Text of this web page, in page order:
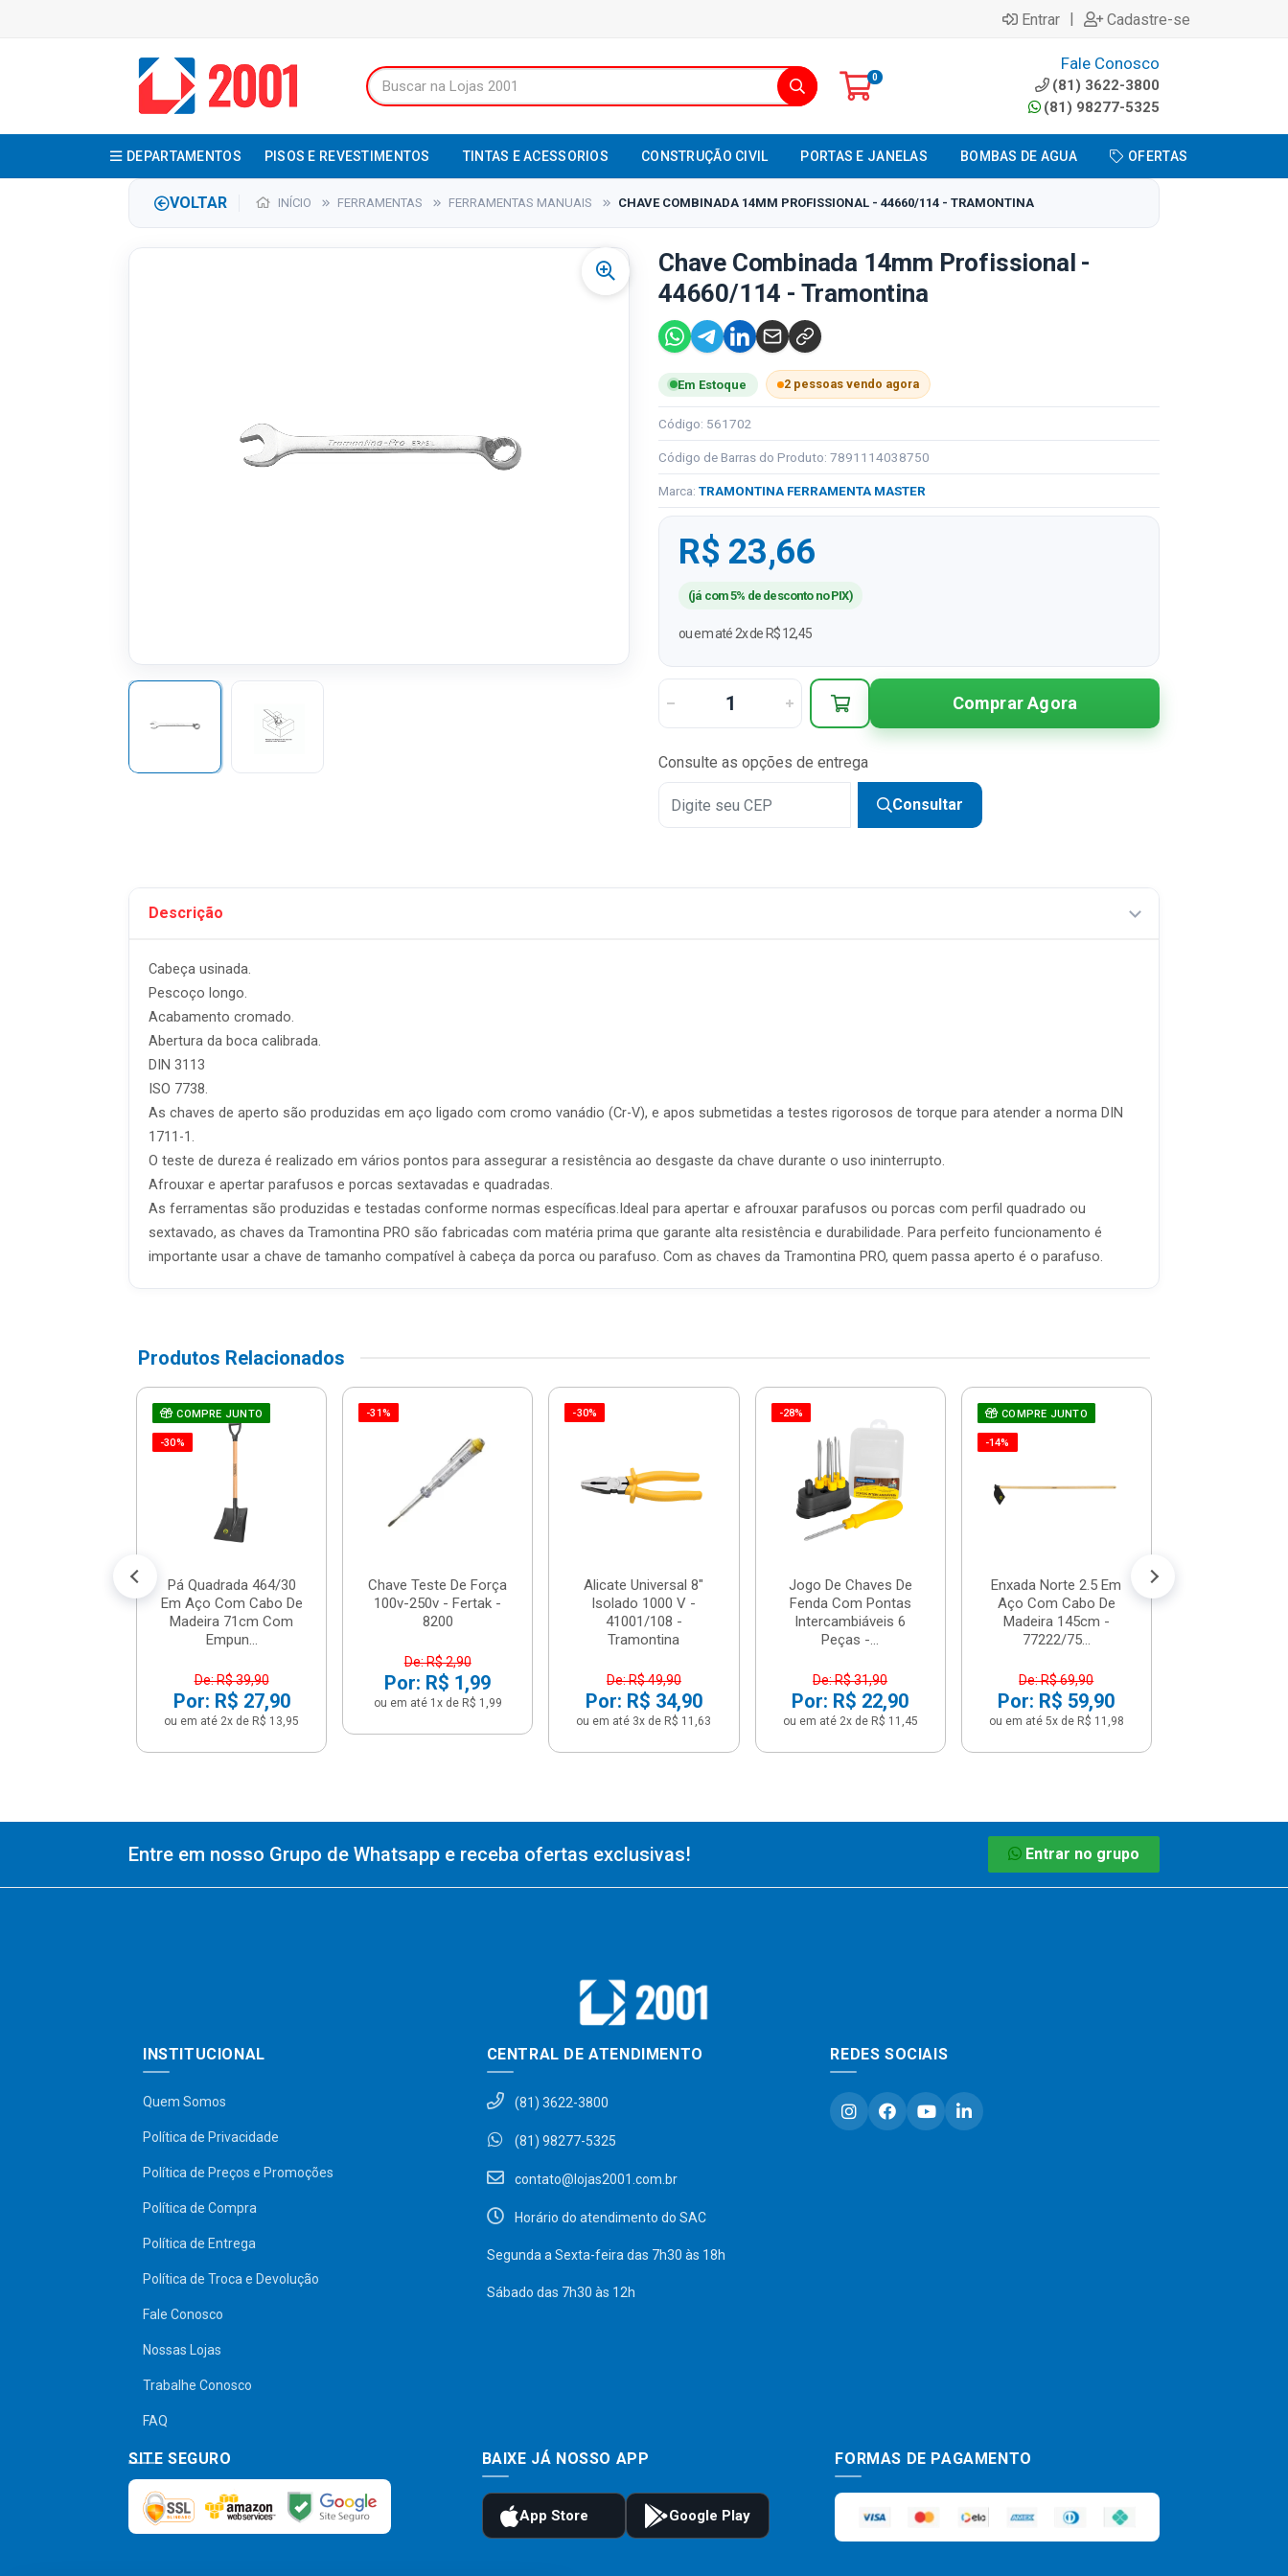
Entrar | Cadastre-se
0
Fale Conosco
(81) 3622-3800
(81) 98277-5325
DEPARTAMENTOS PISOS E REVESTIMENTOS TINTAS E ACESSORIOS CONSTRUÇÃO CIVIL PORTAS E JANELAS BOMBAS DE AGUA OFERTAS
VOLTAR INÍCIO FERRAMENTAS FERRAMENTAS MANUAIS CHAVE COMBINADA 14MM PROFISSIONAL - 44660/114 - TRAMONTINA
Chave Combinada 14mm Profissional -
44660/114 - Tramontina
Em Estoque 2 pessoas vendo agora
Código: 561702
Código de Barras do Produto: 7891114038750
Marca: TRAMONTINA FERRAMENTA MASTER
R$ 23,66
(já com 5% de desconto no PIX)
ou em até 2x de R$ 12,45
Comprar Agora
Consulte as opções de entrega
Consultar
Descrição
Cabeça usinada.
Pescoço longo.
Acabamento cromado.
Abertura da boca calibrada.
DIN 3113
ISO 7738.
As chaves de aperto são produzidas em aço ligado com cromo vanádio (Cr-V), e apos submetidas a testes rigorosos de torque para atender a norma DIN
1711-1.
O teste de dureza é realizado em vários pontos para assegurar a resistência ao desgaste da chave durante o uso ininterrupto.
Afrouxar e apertar parafusos e porcas sextavadas e quadradas.
As ferramentas são produzidas e testadas conforme normas específicas.Ideal para apertar e afrouxar parafusos ou porcas com perfil quadrado ou
sextavado, as chaves da Tramontina PRO são fabricadas com matéria prima que garante alta resistência e durabilidade. Para perfeito funcionamento é
importante usar a chave de tamanho compatível à cabeça da porca ou parafuso. Com as chaves da Tramontina PRO, quem passa aperto é o parafuso.
Produtos Relacionados
COMPRE JUNTO
-30%
Pá Quadrada 464/30
Em Aço Com Cabo De
Madeira 71cm Com
Empun...
De: R$ 39,90
Por: R$ 27,90
ou em até 2x de R$ 13,95
-31%
Chave Teste De Força
100v-250v - Fertak -
8200
De: R$ 2,90
Por: R$ 1,99
ou em até 1x de R$ 1,99
-30%
Alicate Universal 8"
Isolado 1000 V -
41001/108 -
Tramontina
De: R$ 49,90
Por: R$ 34,90
ou em até 3x de R$ 11,63
-28%
Jogo De Chaves De
Fenda Com Pontas
Intercambiáveis 6
Peças -...
De: R$ 31,90
Por: R$ 22,90
ou em até 2x de R$ 11,45
COMPRE JUNTO
-14%
Enxada Norte 2.5 Em
Aço Com Cabo De
Madeira 145cm -
77222/75...
De: R$ 69,90
Por: R$ 59,90
ou em até 5x de R$ 11,98
Entre em nosso Grupo de Whatsapp e receba ofertas exclusivas! Entrar no grupo
INSTITUCIONAL
Quem Somos
Política de Privacidade
Política de Preços e Promoções
Política de Compra
Política de Entrega
Política de Troca e Devolução
Fale Conosco
Nossas Lojas
Trabalhe Conosco
FAQ
CENTRAL DE ATENDIMENTO
(81) 3622-3800
(81) 98277-5325
contato@lojas2001.com.br
Horário do atendimento do SAC
Segunda a Sexta-feira das 7h30 às 18h
Sábado das 7h30 às 12h
REDES SOCIAIS
SITE SEGURO BAIXE JÁ NOSSO APP FORMAS DE PAGAMENTO